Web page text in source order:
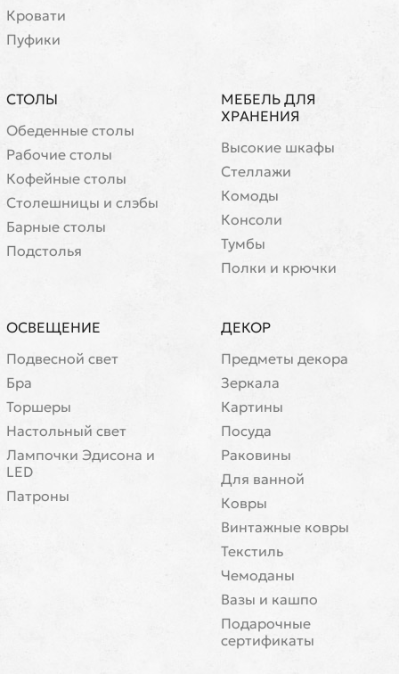
Кровати
Пуфики
СТОЛЫ
Обеденные столы
Рабочие столы
Кофейные столы
Cтолешницы и слэбы
Барные столы
Подстолья
МЕБЕЛЬ ДЛЯ
ХРАНЕНИЯ
Высокие шкафы
Стеллажи
Комоды
Консоли
Тумбы
Полки и крючки
ОСВЕЩЕНИЕ
Подвесной свет
Бра
Торшеры
Настольный свет
Лампочки Эдисона и
LED
Патроны
ДЕКОР
Предметы декора
Зеркала
Картины
Посуда
Раковины
Для ванной
Ковры
Винтажные ковры
Текстиль
Чемоданы
Вазы и кашпо
Подарочные
сертификаты